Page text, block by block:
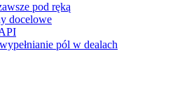
pod ręką
docelowe
pól w dealach